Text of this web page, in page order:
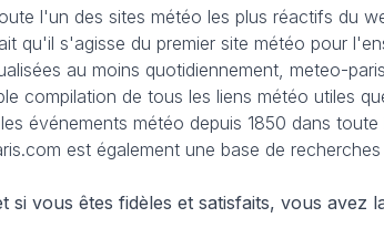
l'un des sites météo les plus réactifs du
qu'il s'agisse du premier site météo pour
au moins quotidiennement, meteo-
compilation de tous les liens météo utiles
événements météo depuis 1850 dans
est également une base de
vous êtes fidèles et satisfaits, vous avez